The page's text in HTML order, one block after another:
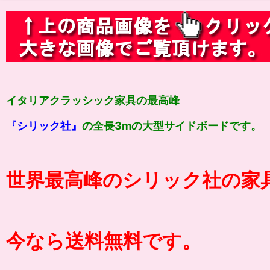
イタリアクラッシック家具の最高峰
『シリック社』 の全長3mの大型サイドボードです。
世界最高峰のシリック社の
今なら送料無料です。